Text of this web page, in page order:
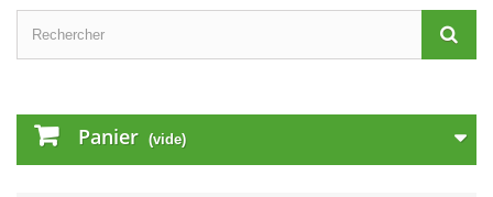
Panier (vide)